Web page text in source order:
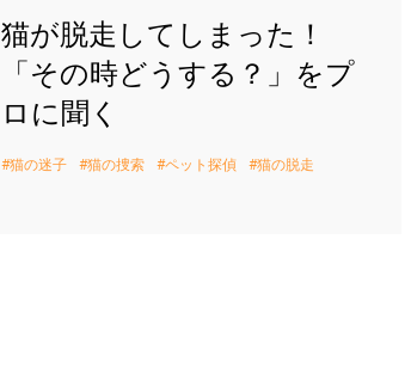
猫が脱走してしまった！
「その時どうする？」をプ
ロに聞く
猫の迷子 猫の捜索 ペット探偵 猫の脱走